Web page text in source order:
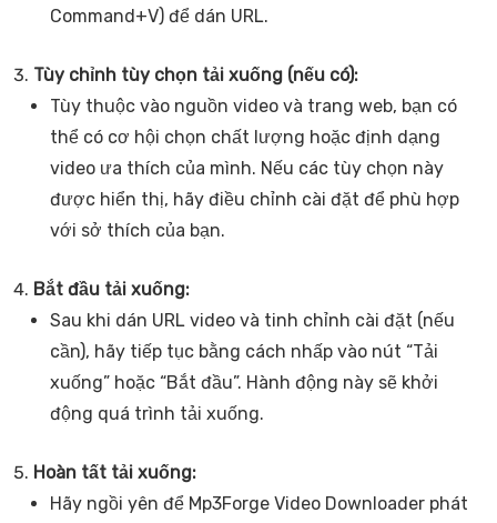
Command+V) để dán URL.
Tùy chỉnh tùy chọn tải xuống (nếu có):
Tùy thuộc vào nguồn video và trang web, bạn có
thể có cơ hội chọn chất lượng hoặc định dạng
video ưa thích của mình. Nếu các tùy chọn này
được hiển thị, hãy điều chỉnh cài đặt để phù hợp
với sở thích của bạn.
Bắt đầu tải xuống:
Sau khi dán URL video và tinh chỉnh cài đặt (nếu
cần), hãy tiếp tục bằng cách nhấp vào nút “Tải
xuống” hoặc “Bắt đầu”. Hành động này sẽ khởi
động quá trình tải xuống.
Hoàn tất tải xuống:
Hãy ngồi yên để Mp3Forge Video Downloader phát